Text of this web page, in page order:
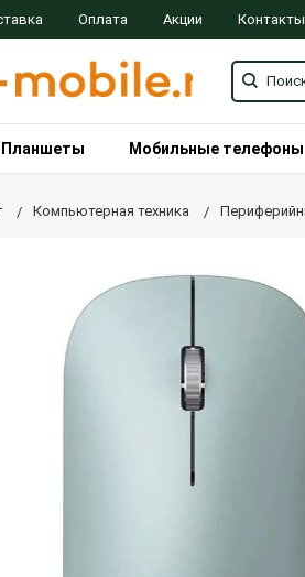
Оплата Акции Контакты
Планшеты Мобильные телефоны
Компьютерная техника